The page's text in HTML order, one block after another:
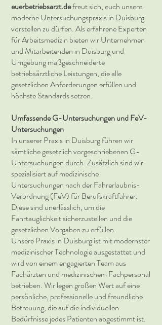
euerbetriebsarzt.defreut sich, euch unsere
moderne Untersuchungspraxis in Duisburg
vorstellen zu dürfen. Als erfahrene Experten
für Arbeitsmedizin bieten wir Unternehmen
und Mitarbeitenden in Duisburg und
Umgebung maßgeschneiderte
betriebsärztliche Leistungen, die alle
gesetzlichen Anforderungen erfüllen und
höchste Standards setzen.
Umfassende G-Untersuchungen und FeV-
Untersuchungen
In unserer Praxis in Duisburg führen wir
sämtliche gesetzlich vorgeschriebenen G-
Untersuchungen durch. Zusätzlich sind wir
spezialisiert auf medizinische
Untersuchungen nach der Fahrerlaubnis-
Verordnung (FeV) für Berufskraftfahrer.
Diese sind unerlässlich, um die
Fahrtauglichkeit sicherzustellen und die
gesetzlichen Vorgaben zu erfüllen.
Unsere Praxis in Duisburg ist mit modernster
medizinischer Technologie ausgestattet und
wird von einem engagierten Team aus
Fachärzten und medizinischem Fachpersonal
betrieben. Wir legen großen Wert auf eine
persönliche, professionelle und freundliche
Betreuung, die auf die individuellen
Bedürfnisse jedes Patienten abgestimmt ist.